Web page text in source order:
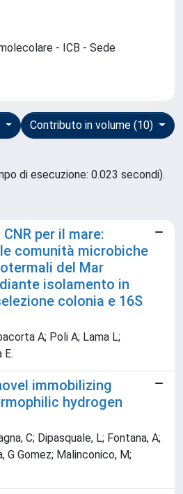
- ICB - Sede
Contributo in volume (10)
di esecuzione: 0.023 secondi).
per il mare:
comunità microbiche
del Mar
isolamento in
colonia e 16S
A; Poli A; Lama L;
E.
immobilizing
hydrogen
C; Dipasquale, L; Fontana, A;
G Gomez; Malinconico, M;